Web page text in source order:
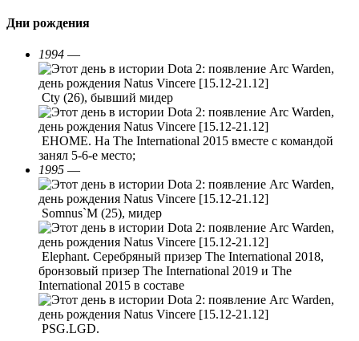
Дни рождения
1994 —
Cty (26), бывший мидер
EHOME. На The International 2015 вместе с командой
занял 5-6-е место;
1995 —
Somnus`M (25), мидер
Elephant. Серебряный призер The International 2018,
бронзовый призер The International 2019 и The
International 2015 в составе
PSG.LGD.